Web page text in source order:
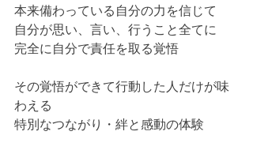
本来備わっている自分の力を信じて
自分が思い、言い、行うこと全てに
完全に自分で責任を取る覚悟
その覚悟ができて行動した人だけが味
わえる
特別なつながり・絆と感動の体験